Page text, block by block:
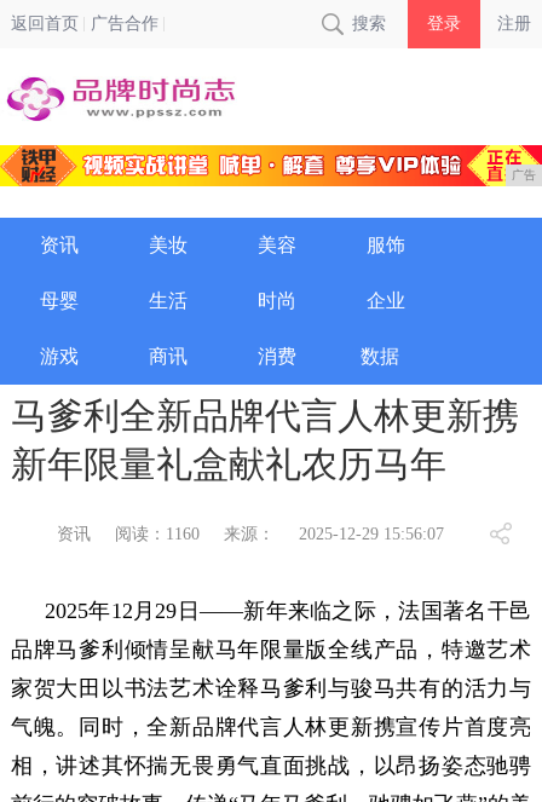
返回首页 广告合作 搜索 登录 注册
广告
资讯 美妆 美容 服饰
母婴 生活 时尚 企业
游戏 商讯 消费 数据
马爹利全新品牌代言人林更新携
新年限量礼盒献礼农历马年
资讯 阅读：1160 来源： 2025-12-29 15:56:07
2025年12月29日——新年来临之际，法国著名干邑
品牌马爹利倾情呈献马年限量版全线产品，特邀艺术
家贺大田以书法艺术诠释马爹利与骏马共有的活力与
气魄。同时，全新品牌代言人林更新携宣传片首度亮
相，讲述其怀揣无畏勇气直面挑战，以昂扬姿态驰骋